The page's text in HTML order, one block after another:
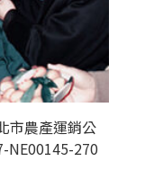
市農產運銷公
NE00145-270